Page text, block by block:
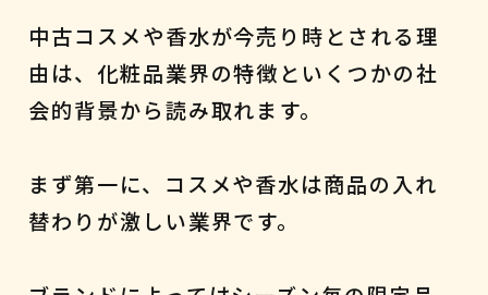
中古コスメや香水が今売り時とされる理
由は、化粧品業界の特徴といくつかの社
会的背景から読み取れます。
まず第一に、コスメや香水は商品の入れ
替わりが激しい業界です。